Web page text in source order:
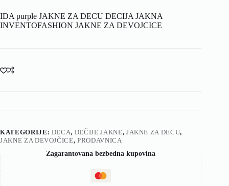
IDA purple JAKNE ZA DECU DECIJA JAKNA
INVENTOFASHION JAKNE ZA DEVOJCICE
KATEGORIJE: DECA, DEČIJE JAKNE, JAKNE ZA DECU,
JAKNE ZA DEVOJČICE,PRODAVNICA
Zagarantovana bezbedna kupovina